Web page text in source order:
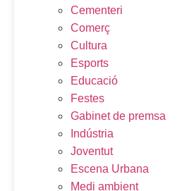
Cementeri
Comerç
Cultura
Esports
Educació
Festes
Gabinet de premsa
Indústria
Joventut
Escena Urbana
Medi ambient